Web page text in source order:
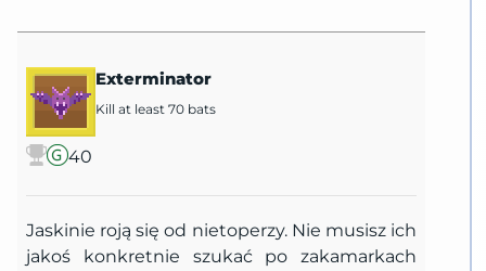
40
Exterminator
Kill at least 70 bats
Jaskinie roją się od nietoperzy. Nie musisz ich
jakoś konkretnie szukać po zakamarkach